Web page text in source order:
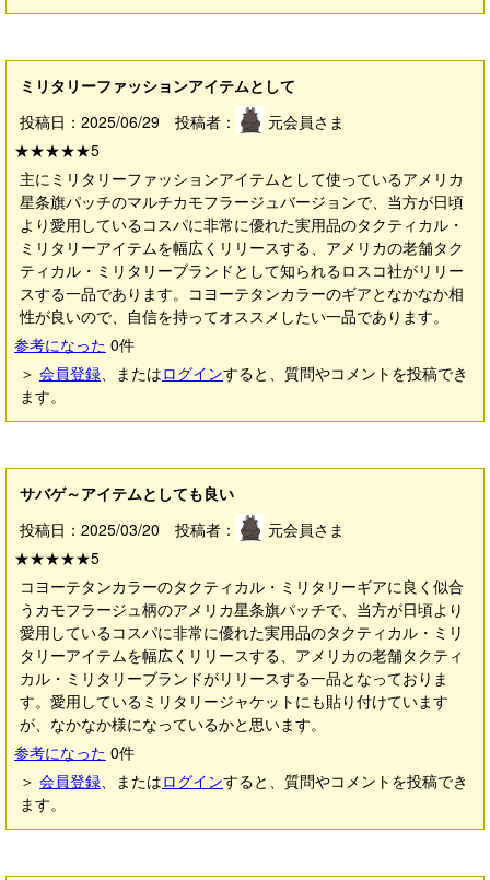
ミリタリーファッションアイテムとして
投稿日：2025/06/29 投稿者：
元会員さま
★★★★★5
主にミリタリーファッションアイテムとして使っているアメリカ
星条旗パッチのマルチカモフラージュバージョンで、当方が日頃
より愛用しているコスパに非常に優れた実用品のタクティカル・
ミリタリーアイテムを幅広くリリースする、アメリカの老舗タク
ティカル・ミリタリーブランドとして知られるロスコ社がリリー
スする一品であります。コヨーテタンカラーのギアとなかなか相
性が良いので、自信を持ってオススメしたい一品であります。
参考になった 0件
＞ 会員登録、またはログインすると、質問やコメントを投稿でき
ます。
サバゲ～アイテムとしても良い
投稿日：2025/03/20 投稿者：
元会員さま
★★★★★5
コヨーテタンカラーのタクティカル・ミリタリーギアに良く似合
うカモフラージュ柄のアメリカ星条旗パッチで、当方が日頃より
愛用しているコスパに非常に優れた実用品のタクティカル・ミリ
タリーアイテムを幅広くリリースする、アメリカの老舗タクティ
カル・ミリタリーブランドがリリースする一品となっておりま
す。愛用しているミリタリージャケットにも貼り付けています
が、なかなか様になっているかと思います。
参考になった 0件
＞ 会員登録、またはログインすると、質問やコメントを投稿でき
ます。